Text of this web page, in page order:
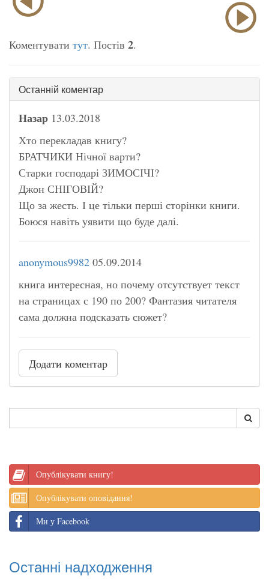
Коментувати тут. Постів 2.
Останній коментар
Назар 13.03.2018
Хто перекладав книгу?
БРАТЧИКИ Нічної варти?
Старки господарі ЗИМОСІЧІ?
Джон СНІГОВІЙ?
Що за жесть. І це тільки перші сторінки книги.
Боюся навіть уявити що буде далі.
anonymous9982 05.09.2014
книга интересная, но почему отсутствует текст
на страницах с 190 по 200? Фантазия читателя
сама должна подсказать сюжет?
Додати коментар
Опублікувати книгу!
Опублікувати оповідання!
Ми у Facebook
Останні надходження